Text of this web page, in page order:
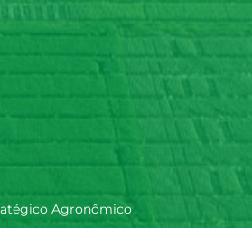
Agronômico